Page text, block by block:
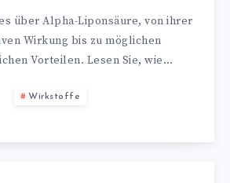
über Alpha-Liponsäure, von ihrer
Wirkung bis zu möglichen
Vorteilen. Lesen Sie, wie…
Wirkstoffe